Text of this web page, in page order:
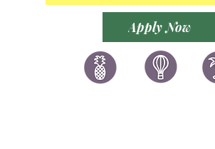
Apply Now